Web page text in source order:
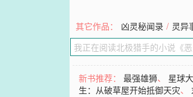
其它作品： 凶灵秘闻录 / 灵异
新书推荐：最强雄狮、 星球
生：从破草屋开始抵御天灾、